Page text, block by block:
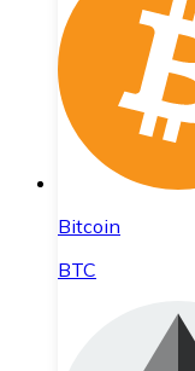
Bitcoin
BTC